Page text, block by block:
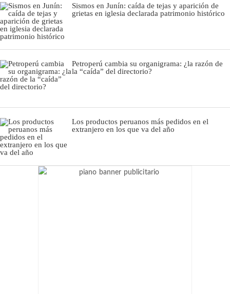
Sismos en Junín: caída de tejas y aparición de
grietas en iglesia declarada patrimonio histórico
Petroperú cambia su organigrama: ¿la razón de
la “caída” del directorio?
Los productos peruanos más pedidos en el
extranjero en los que va del año